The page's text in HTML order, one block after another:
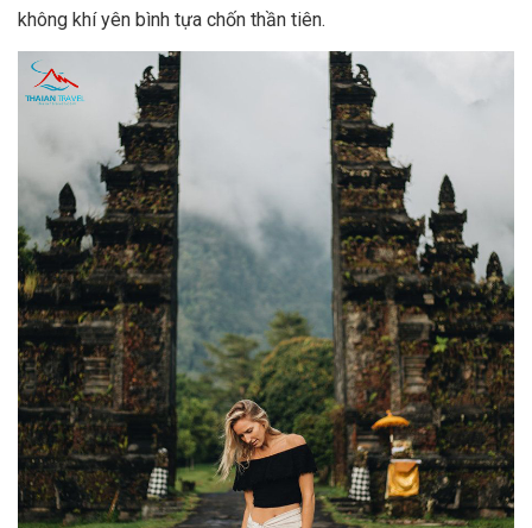
không khí yên bình tựa chốn thần tiên.